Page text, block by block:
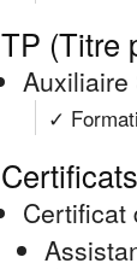
TP (Titre
Auxiliaire
✓
Certificat